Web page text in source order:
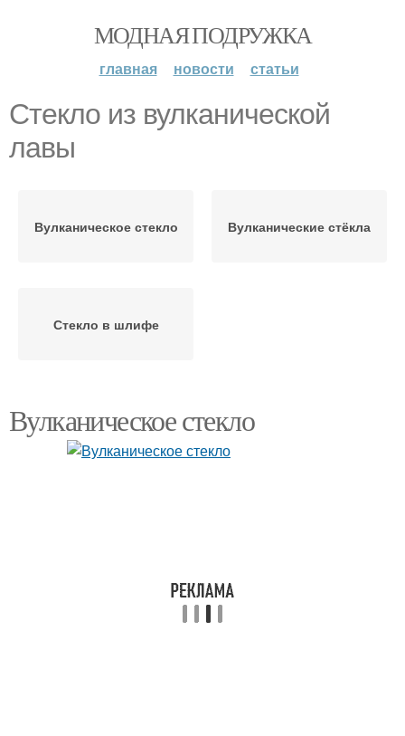
МОДНАЯ ПОДРУЖКА
главная новости статьи
Стекло из вулканической
лавы
Вулканическое стекло Вулканические стёкла
Стекло в шлифе
Вулканическое стекло